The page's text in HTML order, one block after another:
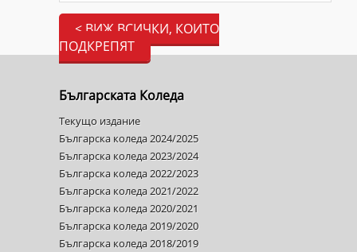
< ВИЖ ВСИЧКИ, КОИТО
ПОДКРЕПЯТ
Българската Коледа
Текущо издание
Българска коледа 2024/2025
Българска коледа 2023/2024
Българска коледа 2022/2023
Българска коледа 2021/2022
Българска коледа 2020/2021
Българска коледа 2019/2020
Българска коледа 2018/2019